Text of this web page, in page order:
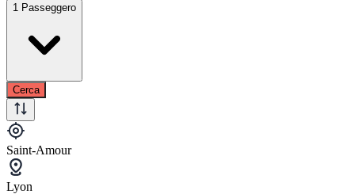
1 Passeggero
Cerca
Saint-Amour
Lyon